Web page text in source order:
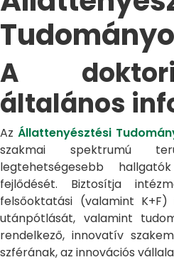
A
általános
AzÁllattenyésztési
szakmai spektrumú
legtehetségesebb
fejlődését. Biztosítja
felsőoktatási (valamint
utánpótlását, valamint
rendelkező, innovatív
szférának, az innovációs